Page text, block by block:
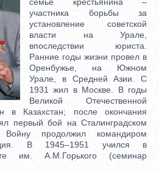
участника борьбы за
установление советской
власти на Урале,
впоследствии юриста.
Ранние годы жизни провел в
Оренбужье, на Южном
Урале, в Средней Азии. С
1931 жил в Москве. В годы
Великой Отечественной
в Казахстан; после окончания
первый бой на Сталинградском
продолжил командиром
В 1945–1951 учился в
им. А.М.Горького (семинар